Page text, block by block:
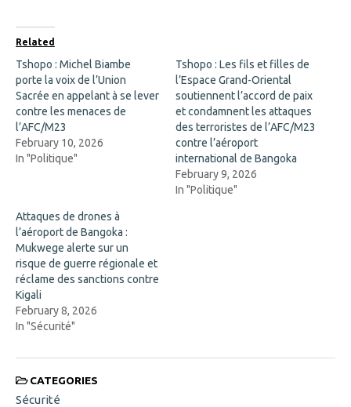
b
o
o
k
(
O
p
e
n
s
i
n
n
e
d
o
w
)
i
n
n
e
w
w
d
Related
Tshopo : Michel Biambe
porte la voix de l’Union
Sacrée en appelant à se lever
contre les menaces de
l’AFC/M23
February 10, 2026
In "Politique"
Tshopo : Les fils et filles de
l’Espace Grand-Oriental
soutiennent l’accord de paix
et condamnent les attaques
des terroristes de l’AFC/M23
contre l’aéroport
international de Bangoka
February 9, 2026
In "Politique"
Attaques de drones à
l’aéroport de Bangoka :
Mukwege alerte sur un
risque de guerre régionale et
réclame des sanctions contre
Kigali
February 8, 2026
In "Sécurité"
CATEGORIES
Sécurité